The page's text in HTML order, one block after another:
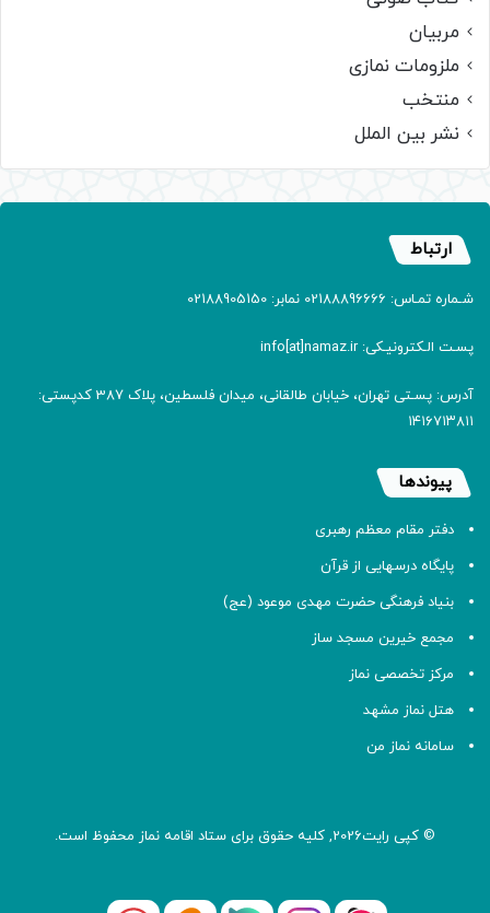
مربیان
ملزومات نمازی
منتخب
نشر بین الملل
ارتباط
شـماره تمـاس: 02188896666 نمابر: 02188905150
پسـت الـکترونیـکی: info[at]namaz.ir
آدرس: پسـتی تهران، خیابان طالقانی، میدان فلسطین، پلاک 387 کدپستی:
۱۴۱۶۷۱۳۸۱۱
پیوندها
دفتر مقام معظم رهبری
پایگاه درسهایی از قرآن
بنیاد فرهنگی حضرت مهدی موعود (عج)
مجمع خیرین مسجد ساز
مرکز تخصصی نماز
هتل نماز مشهد
سامانه نماز من
© کپی رایت2026, کلیه حقوق برای ستاد اقامه نماز محفوظ است.